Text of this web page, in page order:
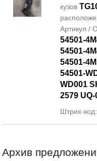
кузов
Артикул /
54501-
54501-
54501-
54501-
WD001
2579
Штрих-
Архив